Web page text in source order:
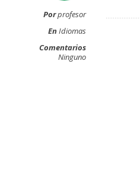
Porprofesor
EnIdiomas
Comentarios
Ninguno